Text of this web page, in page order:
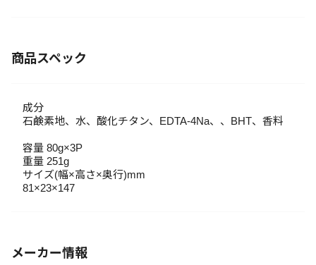
商品スペック
成分
石鹸素地、水、酸化チタン、EDTA-4Na、、BHT、香料
容量 80g×3P
重量 251g
サイズ(幅×高さ×奥行)mm
81×23×147
メーカー情報